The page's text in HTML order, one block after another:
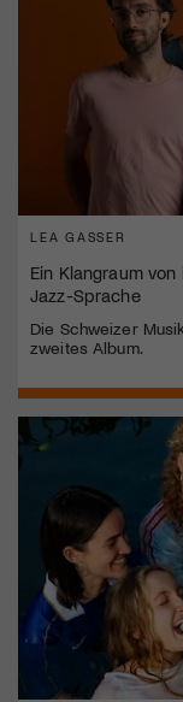
LEA GASSER
Ein Klangraum
Jazz-Sprache
Die Schweizer
zweites Album.